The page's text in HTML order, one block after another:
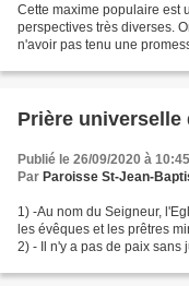
Cette maxime populaire est
perspectives très diverses.
n'avoir pas tenu une
Prière universelle
Publié le 26/09/2020 à 10:45
Par Paroisse St-Jean-
1) -Au nom du Seigneur,
les évêques et les prêtres
2) - Il n'y a pas de paix sans